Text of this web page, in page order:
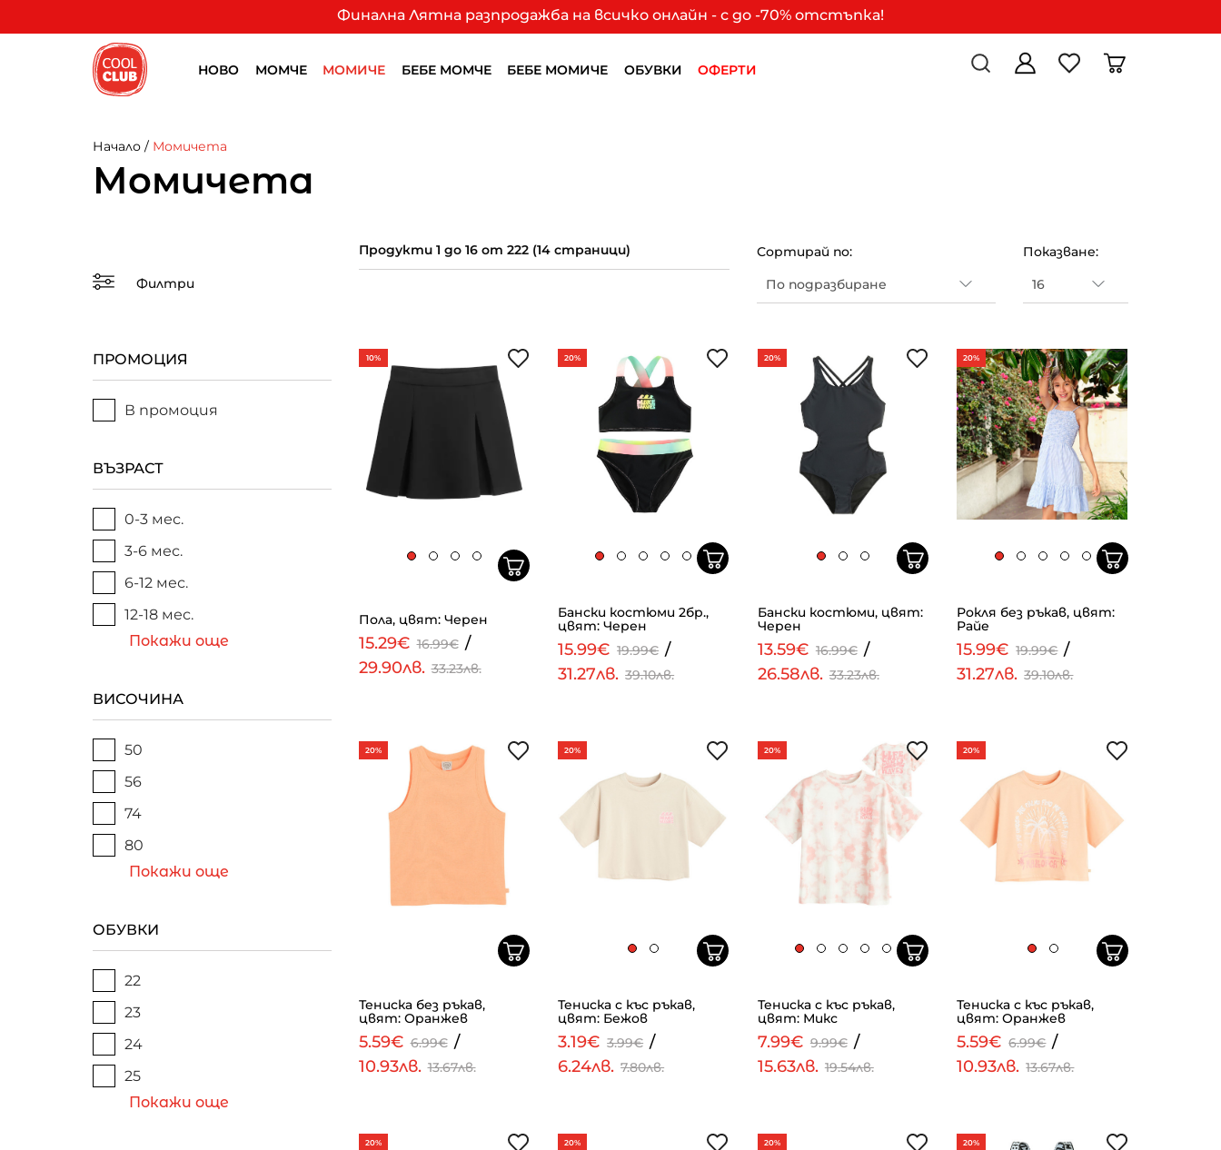
Финална Лятна разпродажба на всичко онлайн - с до -70% отстъпка!
НОВО МОМЧЕ МОМИЧЕ БЕБЕ МОМЧЕ БЕБЕ МОМИЧЕ ОБУВКИ ОФЕРТИ
Начало / Момичета
Момичета
Филтри
Продукти 1 до 16 от 222 (14 страници) Сортирай по: Показване:
ПРОМОЦИЯ
В промоция
ВЪЗРАСТ
0-3 мес.
3-6 мес.
6-12 мес.
12-18 мес.
Покажи още
ВИСОЧИНА
50
56
74
80
Покажи още
ОБУВКИ
22
23
24
25
Покажи още
10%
Пола, цвят: Черен
15.29€ 16.99€ /
29.90лв. 33.23лв.
20%
Бански костюми 2бр.,
цвят: Черен
15.99€ 19.99€ /
31.27лв. 39.10лв.
20%
Бански костюми, цвят:
Черен
13.59€ 16.99€ /
26.58лв. 33.23лв.
20%
Рокля без ръкав, цвят:
Райе
15.99€ 19.99€ /
31.27лв. 39.10лв.
20%
Тениска без ръкав,
цвят: Оранжев
5.59€ 6.99€ /
10.93лв. 13.67лв.
20%
Тениска с къс ръкав,
цвят: Бежов
3.19€ 3.99€ /
6.24лв. 7.80лв.
20%
Тениска с къс ръкав,
цвят: Микс
7.99€ 9.99€ /
15.63лв. 19.54лв.
20%
Тениска с къс ръкав,
цвят: Оранжев
5.59€ 6.99€ /
10.93лв. 13.67лв.
20% 20% 20% 20%